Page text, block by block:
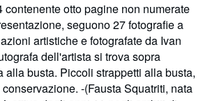
contenente otto pagine non numerate
seguono 27 fotografie a
artistiche e fotografate da Ivan
dell'artista si trova sopra
alla busta. Piccoli strappetti alla busta,
-(Fausta Squatriti, nata